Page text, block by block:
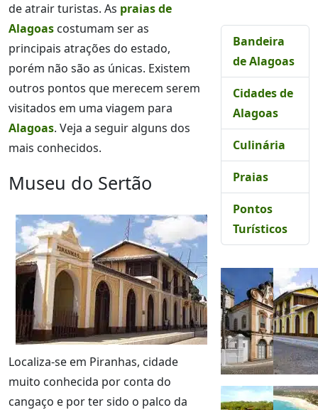
de atrair turistas. As praias de
Alagoas costumam ser as
principais atrações do estado,
porém não são as únicas. Existem
outros pontos que merecem serem
visitados em uma viagem para
Alagoas. Veja a seguir alguns dos
mais conhecidos.
Museu do Sertão
Localiza-se em Piranhas, cidade
muito conhecida por conta do
cangaço e por ter sido o palco da
Bandeira
de Alagoas
Cidades de
Alagoas
Culinária
Praias
Pontos
Turísticos